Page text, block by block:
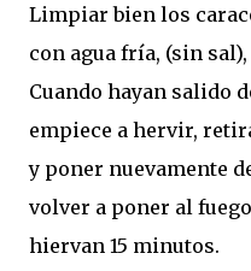
Limpiar bien los
con agua fría, (sin
Cuando hayan salido
empiece a hervir,
y poner nuevamente
volver a poner al
hiervan 15 minutos.